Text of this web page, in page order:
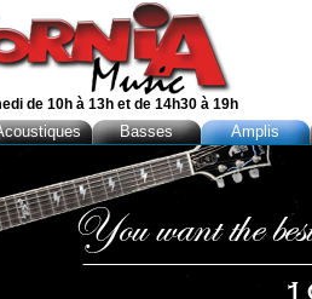
de 10h à 13h et de 14h30 à 19h
Basses Amplis